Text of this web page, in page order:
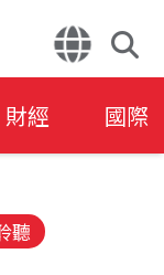
財經 國際
聽